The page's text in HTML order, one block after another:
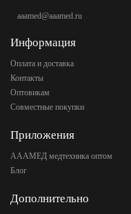
aaamed@aaamed.ru
Информация
Оплата и доставка
Контакты
Оптовикам
Совместные покупки
Приложения
АААМЕД медтехника оптом
Блог
Дополнительно